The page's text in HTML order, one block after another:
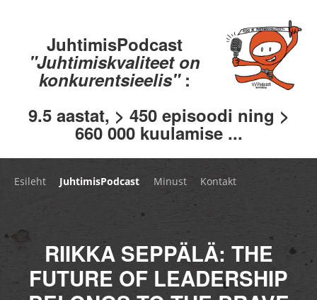
JuhtimisPodcast
"Juhtimiskvaliteet on
konkurentsieelis" :
9.5 aastat, > 450 episoodi ning >
660 000 kuulamise ...
Esileht JuhtimisPodcast Minust Kontakt
RIIKKA SEPPÄLÄ: THE
FUTURE OF LEADERSHIP